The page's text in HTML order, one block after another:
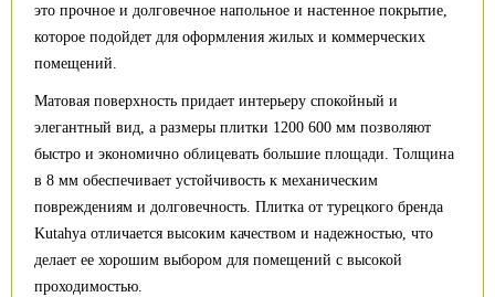
это прочное и долговечное напольное и настенное покрытие,
которое подойдет для оформления жилых и коммерческих
помещений.
Матовая поверхность придает интерьеру спокойный и
элегантный вид, а размеры плитки 1200 600 мм позволяют
быстро и экономично облицевать большие площади. Толщина
в 8 мм обеспечивает устойчивость к механическим
повреждениям и долговечность. Плитка от турецкого бренда
Kutahya отличается высоким качеством и надежностью, что
делает ее хорошим выбором для помещений с высокой
проходимостью.